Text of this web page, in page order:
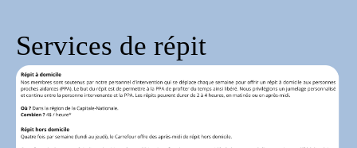
Services de répit